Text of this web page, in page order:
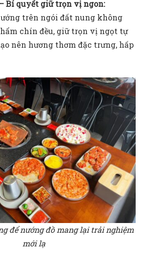
Bí quyết giữ trọn vị ngon:
trên ngói đất nung không
chín đều, giữ trọn vị ngọt tự
nên hương thơm đặc trưng, hấp
để nướng đồ mang lại trải nghiệm
mới lạ